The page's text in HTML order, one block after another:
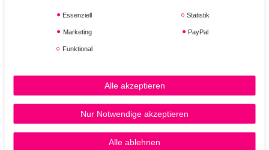
In den Warenkorb
*inkl. ges. MwSt.zzgl.Versandkosten
Paul Mitchell SMOOTH Super Skinny Serum 250
Essenziell Statistik
Marketing PayPal
Funktional
Alle akzeptieren
Nur Notwendige akzeptieren
Alle ablehnen